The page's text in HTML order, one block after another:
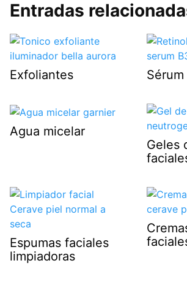
Entradas
Exfoliantes
Agua micelar
Geles
Espumas faciales
limpiadoras